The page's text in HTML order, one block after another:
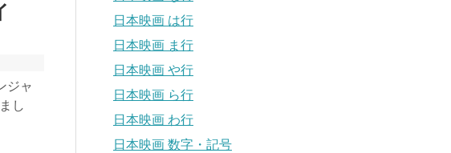
ジャ
し
日本映画 は行
日本映画 ま行
日本映画 や行
日本映画 ら行
日本映画 わ行
日本映画 数字・記号